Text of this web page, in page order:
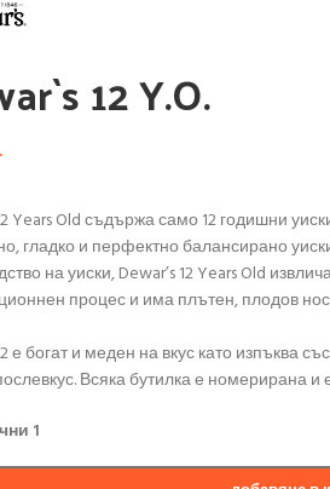
12 Y.O.
Years Old съдържа само 12 годишни
гладко и перфектно балансирано
на уиски, Dewar’s 12 Years Old
процес и има плътен, плодов
е богат и меден на вкус като изпъква
Всяка бутилка е номерирана и
1